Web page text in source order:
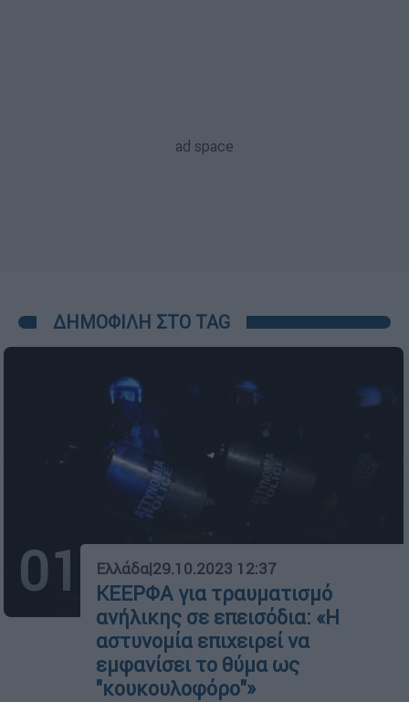
ΔΗΜΟΦΙΛΗ ΣΤΟ TAG
01 Ελλάδα|29.10.2023 12:37
ΚΕΕΡΦΑ για τραυματισμό
ανήλικης σε επεισόδια: «Η
αστυνομία επιχειρεί να
εμφανίσει το θύμα ως
"κουκουλοφόρο"»